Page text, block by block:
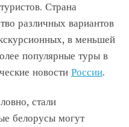
Страна
различных вариантов
в меньшей
популярные туры в
новости России.
стали
белорусы могут